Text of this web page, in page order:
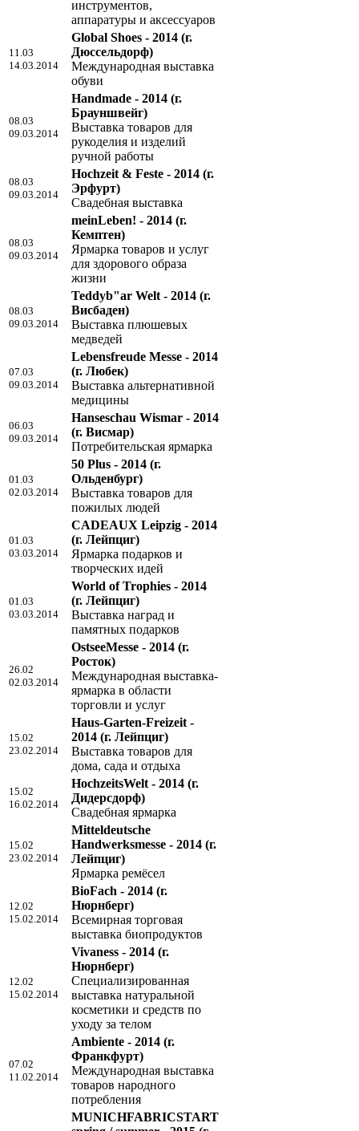
инструментов,
аппаратуры и аксессуаров
11.03
14.03.2014
Global Shoes - 2014 (г.
Дюссельдорф)
Международная выставка
обуви
08.03
09.03.2014
Handmade - 2014 (г.
Брауншвейг)
Выставка товаров для
рукоделия и изделий
ручной работы
08.03
09.03.2014
Hochzeit & Feste - 2014 (г.
Эрфурт)
Свадебная выставка
08.03
09.03.2014
meinLeben! - 2014 (г.
Кемптен)
Ярмарка товаров и услуг
для здорового образа
жизни
08.03
09.03.2014
Teddyb"ar Welt - 2014 (г.
Висбаден)
Выставка плюшевых
медведей
07.03
09.03.2014
Lebensfreude Messe - 2014
(г. Любек)
Выставка альтернативной
медицины
06.03
09.03.2014
Hanseschau Wismar - 2014
(г. Висмар)
Потребительская ярмарка
01.03
02.03.2014
50 Plus - 2014 (г.
Ольденбург)
Выставка товаров для
пожилых людей
01.03
03.03.2014
CADEAUX Leipzig - 2014
(г. Лейпциг)
Ярмарка подарков и
творческих идей
01.03
03.03.2014
World of Trophies - 2014
(г. Лейпциг)
Выставка наград и
памятных подарков
26.02
02.03.2014
OstseeMesse - 2014 (г.
Росток)
Международная выставка-
ярмарка в области
торговли и услуг
15.02
23.02.2014
Haus-Garten-Freizeit -
2014 (г. Лейпциг)
Выставка товаров для
дома, сада и отдыха
15.02
16.02.2014
HochzeitsWelt - 2014 (г.
Дидерсдорф)
Свадебная ярмарка
15.02
23.02.2014
Mitteldeutsche
Handwerksmesse - 2014 (г.
Лейпциг)
Ярмарка ремёсел
12.02
15.02.2014
BioFach - 2014 (г.
Нюрнберг)
Всемирная торговая
выставка биопродуктов
12.02
15.02.2014
Vivaness - 2014 (г.
Нюрнберг)
Специализированная
выставка натуральной
косметики и средств по
уходу за телом
07.02
11.02.2014
Ambiente - 2014 (г.
Франкфурт)
Международная выставка
товаров народного
потребления
MUNICHFABRICSTART